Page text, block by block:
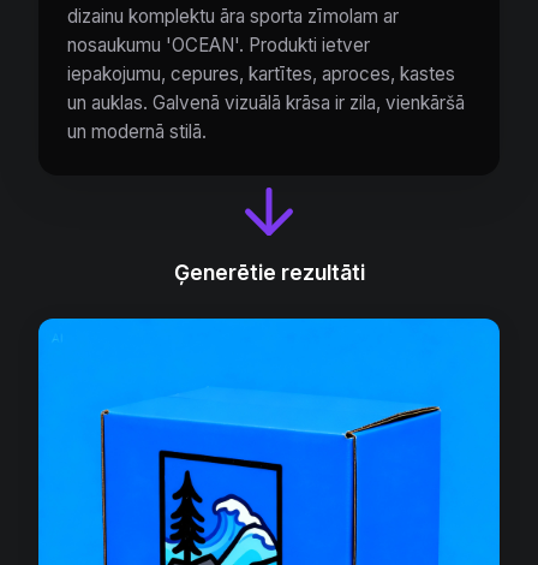
dizainu komplektu āra sporta zīmolam ar
nosaukumu 'OCEAN'. Produkti ietver
iepakojumu, cepures, kartītes, aproces, kastes
un auklas. Galvenā vizuālā krāsa ir zila, vienkāršā
un modernā stilā.
Ģenerētie rezultāti